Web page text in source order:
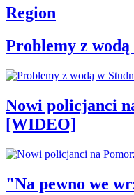
Region
Problemy z
Nowi policjanci
[WIDEO]
"Na pewno we